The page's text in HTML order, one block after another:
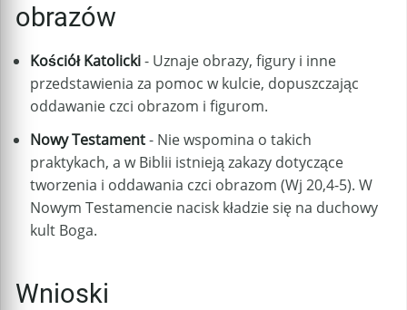
obrazów
Kościół Katolicki- Uznaje obrazy, figury i inne
przedstawienia za pomoc w kulcie, dopuszczając
oddawanie czci obrazom i figurom.
Nowy Testament- Nie wspomina o takich
praktykach, a w Biblii istnieją zakazy dotyczące
tworzenia i oddawania czci obrazom (Wj 20,4-5). W
Nowym Testamencie nacisk kładzie się na duchowy
kult Boga.
Wnioski